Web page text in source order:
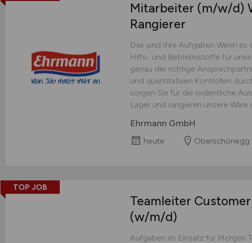
Mitarbeiter (m/w/d)
Rangierer
Das sind Ihre Aufgaben Wenn
Hilfs- und Betriebsstoffe für
genau der richtige
und quantitativen Kontrollen
sorgen Sie für die ordentliche
Lager und rangieren unsere Ware
Ehrmann GmbH
heute Oberschönegg
TOP JOB
Teamleiter
(w/m/d)
Aufgaben im Einsatz für Morgen